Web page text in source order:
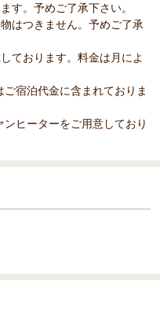
す。予めご了承下さい。
はつきません。予めご了承
ております。料金は月によ
宿泊代金に含まれておりま
ヒーターをご用意しており